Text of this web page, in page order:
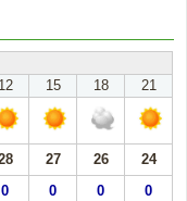
12 15 18 21
27 26
24
0 0 0 0